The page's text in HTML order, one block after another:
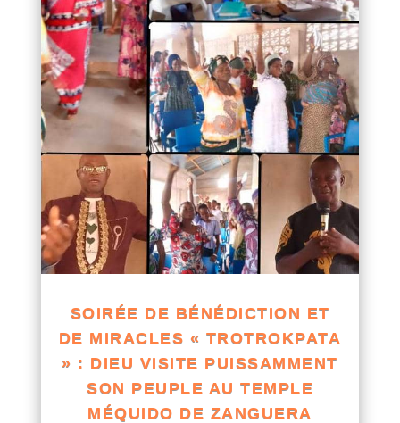
SOIRÉE DE BÉNÉDICTION ET
DE MIRACLES « TROTROKPATA
» : DIEU VISITE PUISSAMMENT
SON PEUPLE AU TEMPLE
MÉQUIDO DE ZANGUERA